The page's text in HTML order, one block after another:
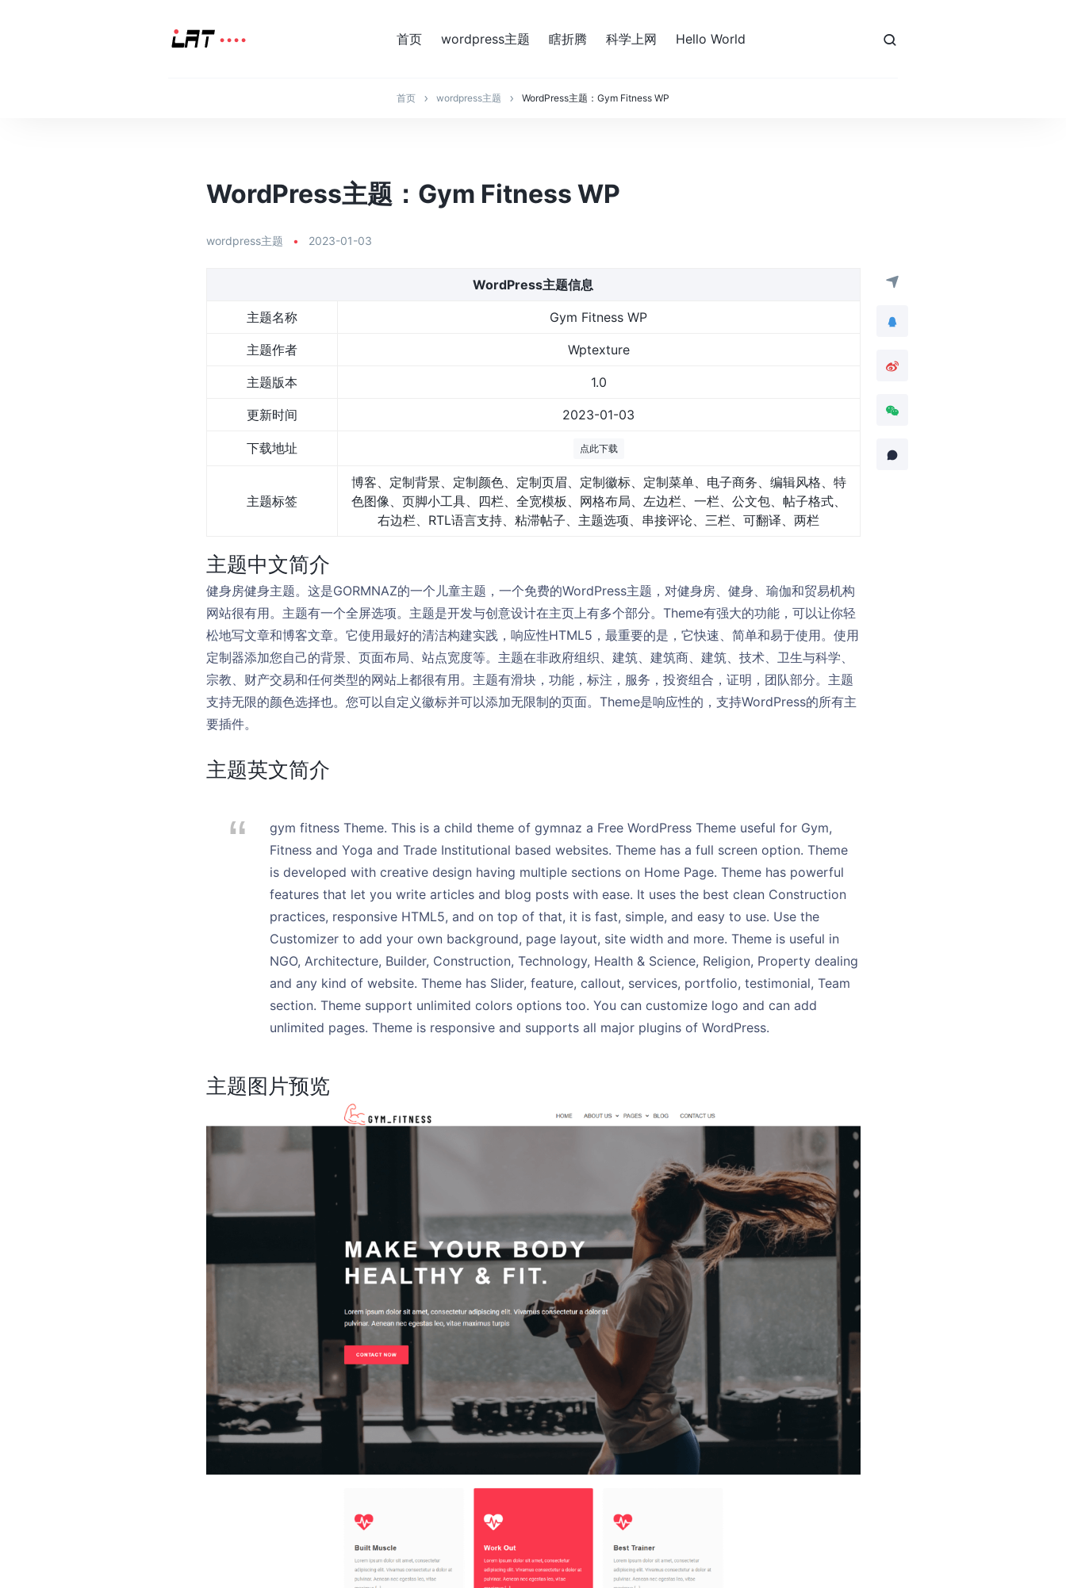
首页 wordpress主题 瞎折腾 科学上网 Hello World
首页 wordpress主题 WordPress主题：Gym Fitness WP
WordPress主题：Gym Fitness WP
wordpress主题 • 2023-01-03
WordPress主题信息
主题名称 Gym Fitness WP
主题作者 Wptexture
主题版本 1.0
更新时间 2023-01-03
下载地址 点此下载
主题标签
博客、定制背景、定制颜色、定制页眉、定制徽标、定制菜单、电子商务、编辑风格、特
色图像、页脚小工具、四栏、全宽模板、网格布局、左边栏、一栏、公文包、帖子格式、
右边栏、RTL语言支持、粘滞帖子、主题选项、串接评论、三栏、可翻译、两栏
主题中文简介
健身房健身主题。这是GORMNAZ的一个儿童主题，一个免费的WordPress主题，对健身房、健身、瑜伽和贸易机构
网站很有用。主题有一个全屏选项。主题是开发与创意设计在主页上有多个部分。Theme有强大的功能，可以让你轻
松地写文章和博客文章。它使用最好的清洁构建实践，响应性HTML5，最重要的是，它快速、简单和易于使用。使用
定制器添加您自己的背景、页面布局、站点宽度等。主题在非政府组织、建筑、建筑商、建筑、技术、卫生与科学、
宗教、财产交易和任何类型的网站上都很有用。主题有滑块，功能，标注，服务，投资组合，证明，团队部分。主题
支持无限的颜色选择也。您可以自定义徽标并可以添加无限制的页面。Theme是响应性的，支持WordPress的所有主
要插件。
主题英文简介
gym fitness Theme. This is a child theme of gymnaz a Free WordPress Theme useful for Gym,
Fitness and Yoga and Trade Institutional based websites. Theme has a full screen option. Theme
is developed with creative design having multiple sections on Home Page. Theme has powerful
features that let you write articles and blog posts with ease. It uses the best clean Construction
practices, responsive HTML5, and on top of that, it is fast, simple, and easy to use. Use the
Customizer to add your own background, page layout, site width and more. Theme is useful in
NGO, Architecture, Builder, Construction, Technology, Health & Science, Religion, Property dealing
and any kind of website. Theme has Slider, feature, callout, services, portfolio, testimonial, Team
section. Theme support unlimited colors options too. You can customize logo and can add
unlimited pages. Theme is responsive and supports all major plugins of WordPress.
主题图片预览